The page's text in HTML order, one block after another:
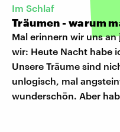
Im Schlaf
Träumen - warum
Mal erinnern wir uns
wir: Heute Nacht habe
Unsere Träume sind
unlogisch, mal
wunderschön. Aber